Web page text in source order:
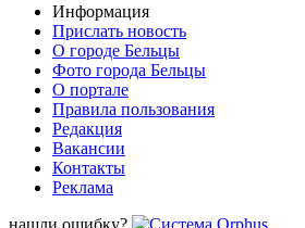
Информация
Прислать новость
О городе Бельцы
Фото города Бельцы
О портале
Правила пользования
Редакция
Вакансии
Контакты
Реклама
нашли ошибку?